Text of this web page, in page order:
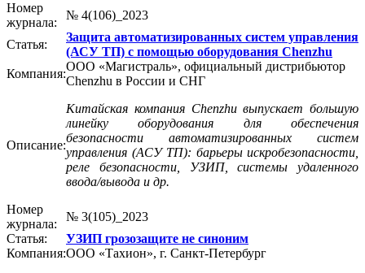
Номер
журнала:
№ 4(106)_2023
Статья:
Защита автоматизированных систем управления
(АСУ ТП) с помощью оборудования Chenzhu
Компания:
ООО «Магистраль», официальный дистрибьютор
Chenzhu в России и СНГ
Описание:
Китайская компания Chenzhu выпускает большую
линейку оборудования для обеспечения
безопасности автоматизированных систем
управления (АСУ ТП): барьеры искробезопасности,
реле безопасности, УЗИП, системы удаленного
ввода/вывода и др.
Номер
журнала:
№ 3(105)_2023
Статья:
УЗИП грозозащите не синоним
Компания:ООО «Тахион», г. Санкт-Петербург